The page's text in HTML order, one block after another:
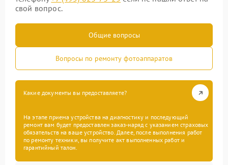
свой вопрос.
Общие вопросы
Вопросы по ремонту фотоаппаратов
Какие документы вы предоставляете?
На этапе приема устройства на диагностику и последующий
ремонт вам будет предоставлен заказ-наряд с указанием страховых
обязательств на ваше устройство. Далее, после выполнения работ
по ремонту техники, вы получите акт выполненных работ и
гарантийный талон.